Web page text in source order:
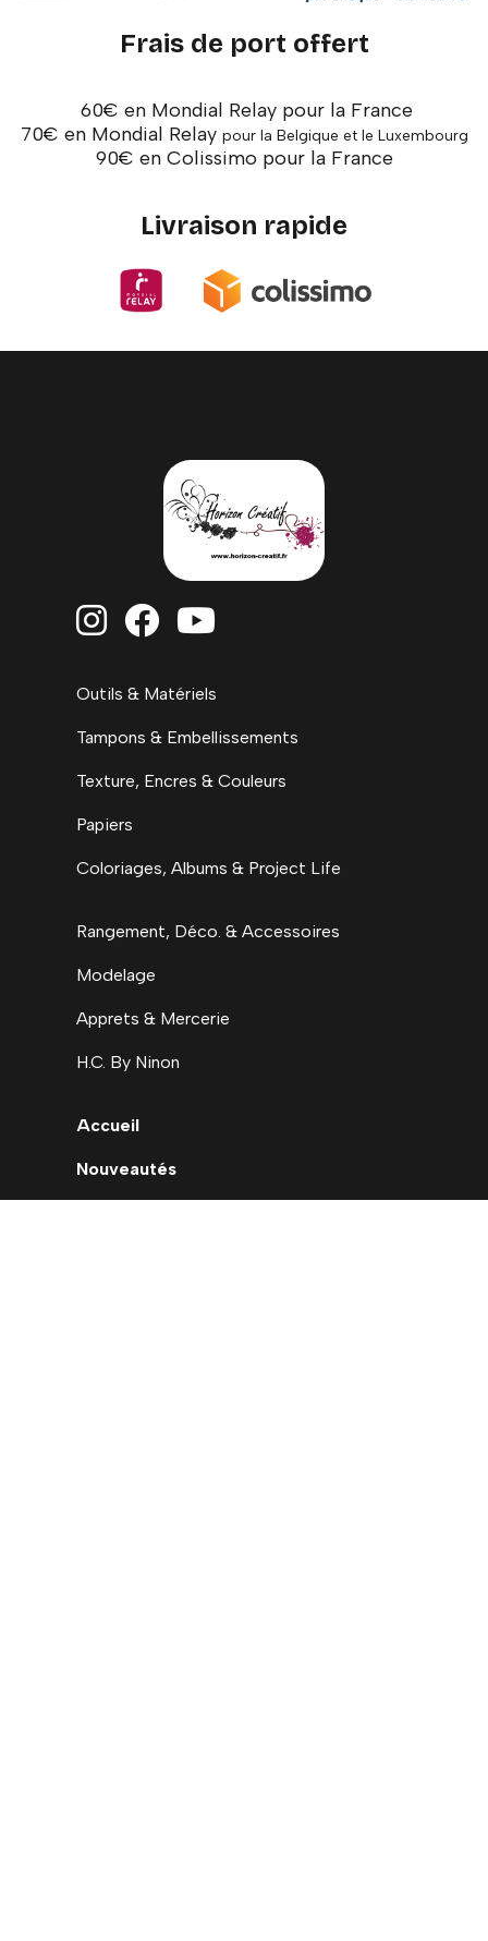
Frais de port offert
60€ en Mondial Relay pour la France
70€ en Mondial Relay pour la Belgique et le Luxembourg
90€ en Colissimo pour la France
Livraison rapide
  
Outils & Matériels
Tampons & Embellissements
Texture, Encres & Couleurs
Papiers
Coloriages, Albums & Project Life
Rangement, Déco. & Accessoires
Modelage
Apprets & Mercerie
H.C. By Ninon
Accueil
Nouveautés